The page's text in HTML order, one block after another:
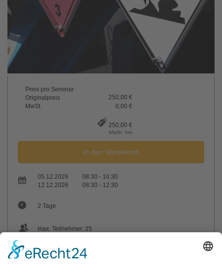
Preis pro Seminar
Originalpreis
250,00 €
MwSt.
0,00 €
250,00 €
MwSt. frei
In den Warenkorb
05.12.2026
12.12.2026
08:30 - 16:30
08:30 - 12:30
2 Tage
max. Teilnehmer: 25